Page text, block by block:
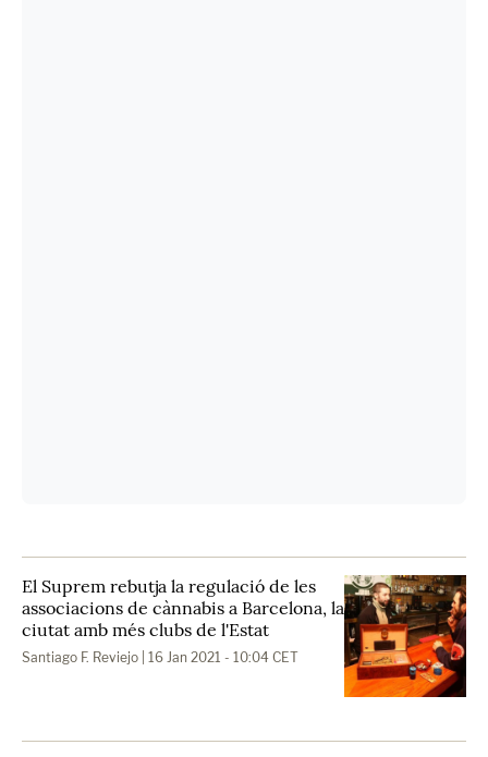
El Suprem rebutja la regulació de les
associacions de cànnabis a Barcelona, la
ciutat amb més clubs de l'Estat
Santiago F. Reviejo | 16 Jan 2021 - 10:04 CET